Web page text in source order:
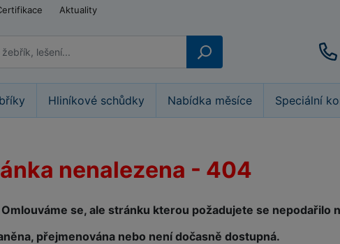
Aktuality
Hliníkové schůdky Nabídka měsíce Speciální
nenalezena - 404
Omlouváme se, ale stránku kterou požadujete se nepodařilo
přejmenována nebo není dočasně dostupná.